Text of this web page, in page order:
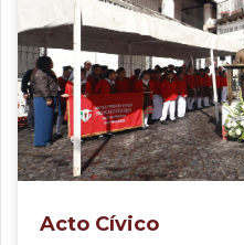
Acto Cívico